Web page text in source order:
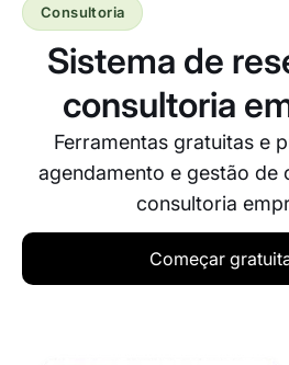
Sistema de
consultoria
Ferramentas gratuitas e
agendamento e gestão de
consultoria
Consultoria
Começar